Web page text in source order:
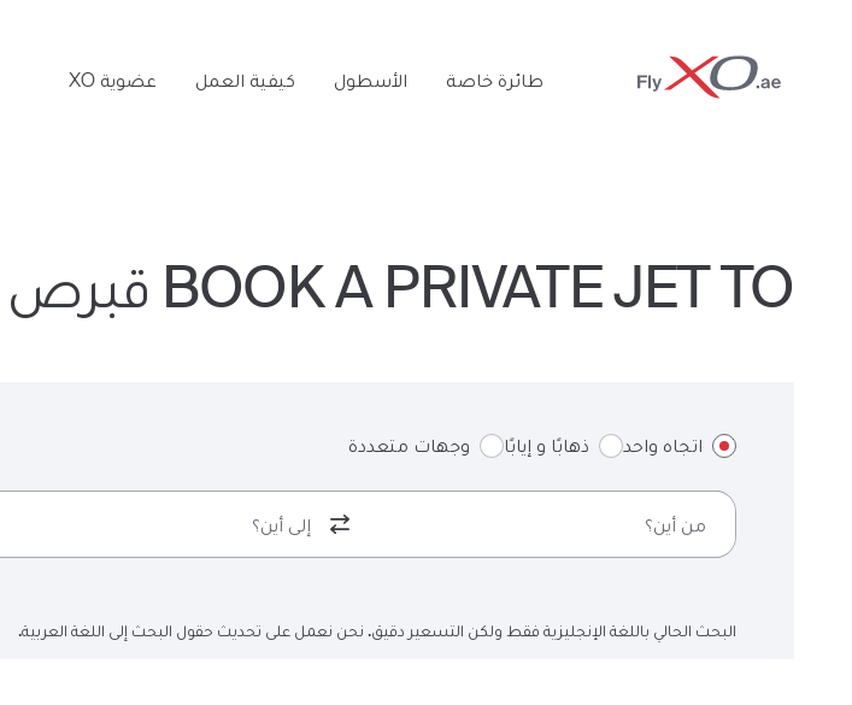
Private
Jet
طائرة خاصة الأسطول كيفية العمل عضوية XO
BOOK A PRIVATE JET TO قبرص
اتجاه واحد ذهابًا و إيابًا وجهات متعددة
البحث الحالي باللغة الإنجليزية فقط ولكن التسعير دقيق. نحن نعمل على تحديث حقول البحث إلى اللغة العربية.